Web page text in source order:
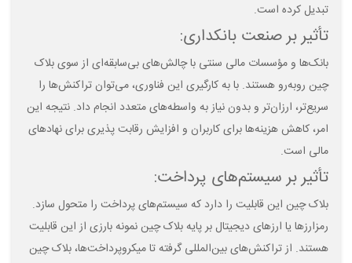
تبدیل کرده است.
تأثیر بر صنعت بانکداری:
بانک‌ها و مؤسسات مالی سنتی با چالش‌های بی‌سابقه‌ای از سوی بلاک
چین روبه‌رو هستند. با به کارگیری این فناوری، می‌توان تراکنش‌ها را
سریع‌تر، ارزان‌تر و بدون نیاز به واسطه‌های متعدد انجام داد. نتیجه این
امر، کاهش هزینه‌ها برای کاربران و افزایش رقابت پذیری برای نهادهای
مالی است.
تأثیر بر سیستم‌های پرداخت:
بلاک چین این قابلیت را دارد که سیستم‌های پرداخت را متحول سازد.
رمزارزها یا ارزهای دیجیتال بر پایه بلاک چین نمونه بارزی از این قابلیت
هستند. از تراکنش‌های بین‌المللی گرفته تا میکروپرداخت‌ها، بلاک چین